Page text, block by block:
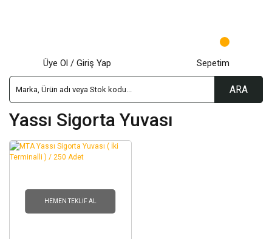
ARA
Üye Ol / Giriş Yap Sepetim
Yassı Sigorta Yuvası
HEMEN TEKLIF AL